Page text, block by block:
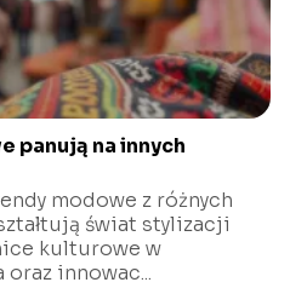
panują na innych
modowe z różnych
świat stylizacji
kulturowe w
innowac...